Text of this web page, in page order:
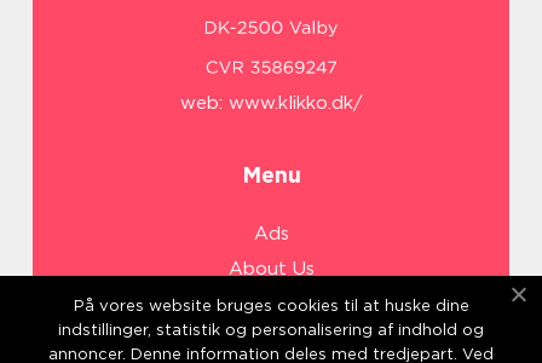
web: www.klikko.dk/
Menu
Ads
About Us
Cookies
Contact
På vores website bruges cookies til at huske dine
indstillinger, statistik og personalisering af indhold og
annoncer. Denne information deles med tredjepart. Ved